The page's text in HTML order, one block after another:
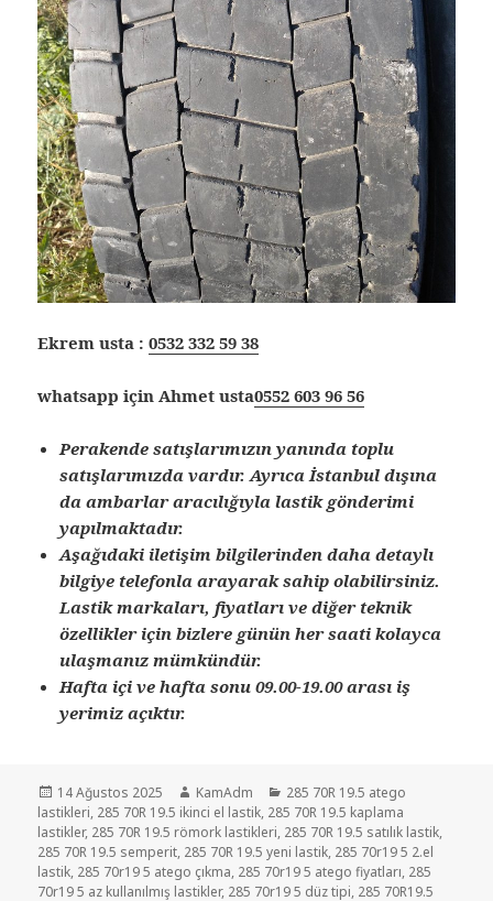
Ekrem usta :0532 332 59 38
whatsapp için Ahmet usta0552 603 96 56
Perakende satışlarımızın yanında toplu
satışlarımızda vardır. Ayrıca İstanbul dışına
da ambarlar aracılığıyla lastik gönderimi
yapılmaktadır.
Aşağıdaki iletişim bilgilerinden daha detaylı
bilgiye telefonla arayarak sahip olabilirsiniz.
Lastik markaları, fiyatları ve diğer teknik
özellikler için bizlere günün her saati kolayca
ulaşmanız mümkündür.
Hafta içi ve hafta sonu 09.00-19.00 arası iş
yerimiz açıktır.
Yayın
tarihi
14 Ağustos 2025 Yazar
KamAdm Kategoriler
285 70R 19.5 atego
lastikleri, 285 70R 19.5 ikinci el lastik, 285 70R 19.5 kaplama
lastikler, 285 70R 19.5 römork lastikleri, 285 70R 19.5 satılık lastik,
285 70R 19.5 semperit, 285 70R 19.5 yeni lastik, 285 70r19 5 2.el
lastik, 285 70r19 5 atego çıkma, 285 70r19 5 atego fiyatları, 285
70r19 5 az kullanılmış lastikler, 285 70r19 5 düz tipi, 285 70R19.5